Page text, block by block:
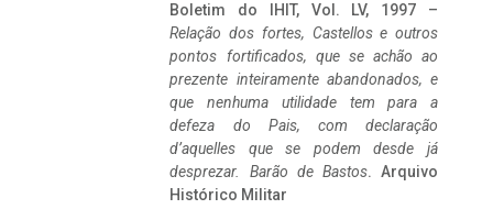
Boletim do IHIT, Vol. LV, 1997 –
Relação dos fortes, Castellos e outros
pontos fortificados, que se achão ao
prezente inteiramente abandonados, e
que nenhuma utilidade tem para a
defeza do Pais, com declaração
d’aquelles que se podem desde já
desprezar. Barão de Bastos. Arquivo
Histórico Militar